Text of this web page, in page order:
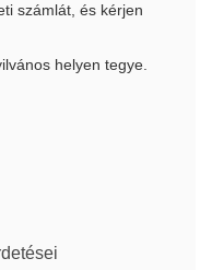
számlát, és kérjen
helyen tegye.